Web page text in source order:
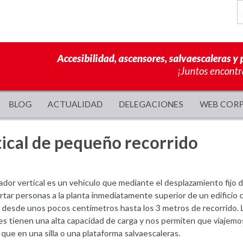
Accesibilidad, ascensores, salvaescaleras
¡Juntos
BLOG ACTUALIDAD DELEGACIONES WEB
de pequeño recorrido
vertical es un vehículo que mediante el desplazamiento fijo
personas a la planta inmediatamente superior de un edificio
desde unos pocos centímetros hasta los 3 metros de recorrido.
tienen una alta capacidad de carga y nos permiten que
en una silla o una plataforma salvaescaleras.